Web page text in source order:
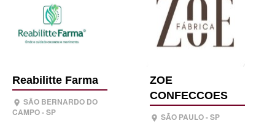
Reabilitte Farma
SÃO BERNARDO DO
CAMPO - SP
ZOE
CONFECCOES
SÃO PAULO - SP